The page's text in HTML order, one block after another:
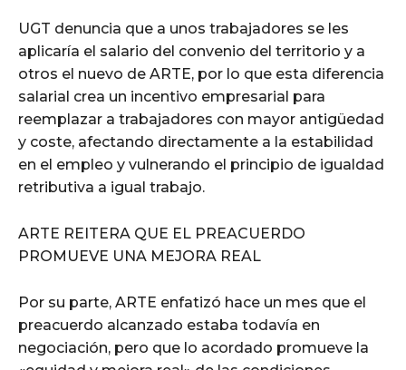
UGT denuncia que a unos trabajadores se les
aplicaría el salario del convenio del territorio y a
otros el nuevo de ARTE, por lo que esta diferencia
salarial crea un incentivo empresarial para
reemplazar a trabajadores con mayor antigüedad
y coste, afectando directamente a la estabilidad
en el empleo y vulnerando el principio de igualdad
retributiva a igual trabajo.
ARTE REITERA QUE EL PREACUERDO
PROMUEVE UNA MEJORA REAL
Por su parte, ARTE enfatizó hace un mes que el
preacuerdo alcanzado estaba todavía en
negociación, pero que lo acordado promueve la